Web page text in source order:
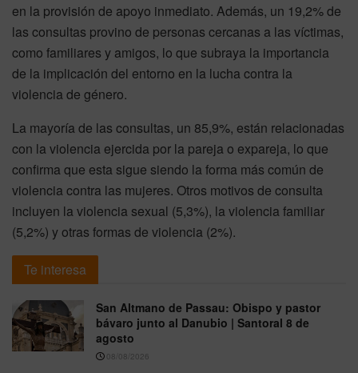
en la provisión de apoyo inmediato. Además, un 19,2% de
las consultas provino de personas cercanas a las víctimas,
como familiares y amigos, lo que subraya la importancia
de la implicación del entorno en la lucha contra la
violencia de género.
La mayoría de las consultas, un 85,9%, están relacionadas
con la violencia ejercida por la pareja o expareja, lo que
confirma que esta sigue siendo la forma más común de
violencia contra las mujeres. Otros motivos de consulta
incluyen la violencia sexual (5,3%), la violencia familiar
(5,2%) y otras formas de violencia (2%).
Te interesa
San Altmano de Passau: Obispo y pastor
bávaro junto al Danubio | Santoral 8 de
agosto
08/08/2026